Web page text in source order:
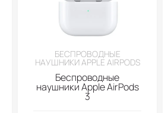
БЕСПРОВОДНЫЕ
НАУШНИКИ APPLE AIRPODS
Беспроводные
наушники Apple AirPods
3